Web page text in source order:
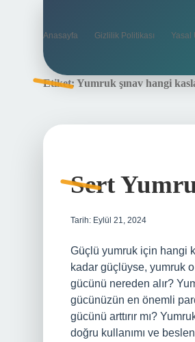
Anasayfa Gizlilik Politikası Yasal
Etiket: Yumruk şınav hangi
Sert
Tarih: Eylül 21, 2024
Güçlü yumruk için hangi
kadar güçlüyse, yumruk
gücünü nereden alır?
gücünüzün en önemli
gücünü arttırır mı?
doğru kullanımı ve